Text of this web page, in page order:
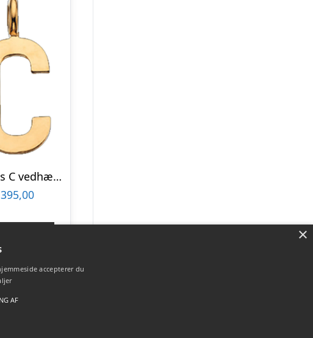
Scrouples C vedhæng forgyldt inkl. kæde
395,00
shop ×
accepterer du
AF